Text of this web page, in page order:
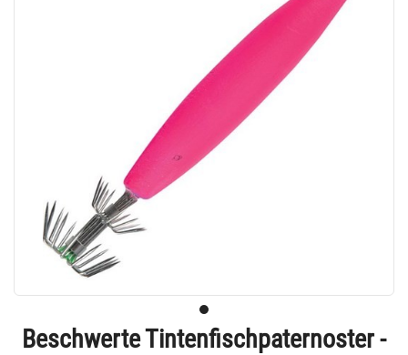
Beschwerte Tintenfischpaternoster -